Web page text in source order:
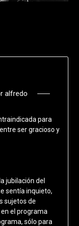
alfredo
para
ser gracioso y
jubilación del
sentía inquieto,
sujetos de
el programa
sólo para